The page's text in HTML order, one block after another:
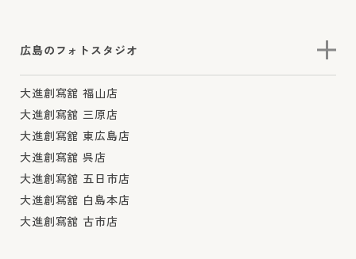
広島のフォトスタジオ
大進創寫舘 福山店
大進創寫舘 三原店
大進創寫舘 東広島店
大進創寫舘 呉店
大進創寫舘 五日市店
大進創寫舘 白島本店
大進創寫舘 古市店